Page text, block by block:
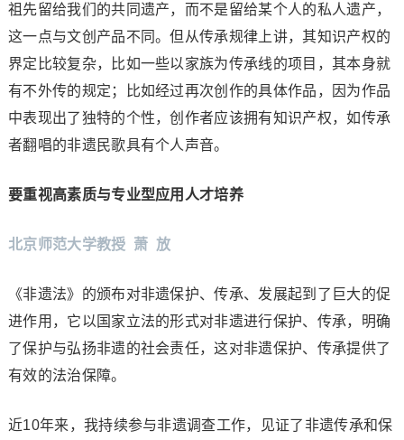
祖先留给我们的共同遗产，而不是留给某个人的私人遗产，
这一点与文创产品不同。但从传承规律上讲，其知识产权的
界定比较复杂，比如一些以家族为传承线的项目，其本身就
有不外传的规定；比如经过再次创作的具体作品，因为作品
中表现出了独特的个性，创作者应该拥有知识产权，如传承
者翻唱的非遗民歌具有个人声音。
要重视高素质与专业型应用人才培养
北京师范大学教授 萧 放
《非遗法》的颁布对非遗保护、传承、发展起到了巨大的促
进作用，它以国家立法的形式对非遗进行保护、传承，明确
了保护与弘扬非遗的社会责任，这对非遗保护、传承提供了
有效的法治保障。
近10年来，我持续参与非遗调查工作，见证了非遗传承和保